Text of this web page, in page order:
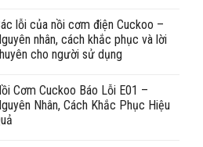
lỗi của nồi cơm điện Cuckoo –
nhân, cách khắc phục và lời
cho người sử dụng
Cơm Cuckoo Báo Lỗi E01 –
Nhân, Cách Khắc Phục Hiệu